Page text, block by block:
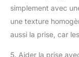
simplement avec
une texture
aussi la prise, car
5. Aider la prise